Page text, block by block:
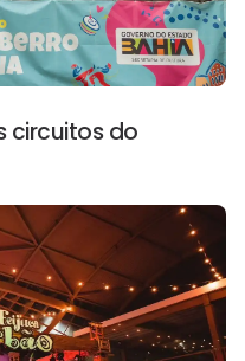
circuitos do